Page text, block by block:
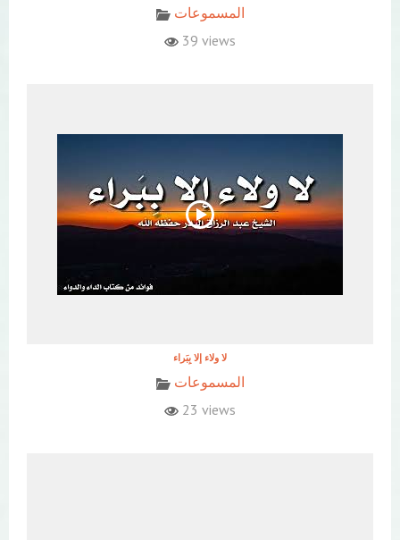
المسموعات
39 views
المسموعات
23 views